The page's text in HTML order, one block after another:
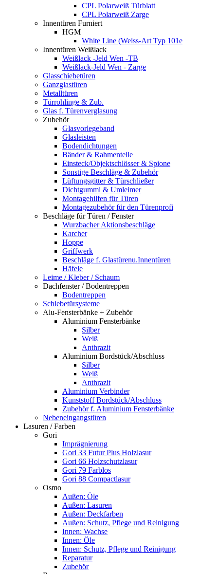
CPL Polarweiß Türblatt
CPL Polarweiß Zarge
Innentüren Furniert
HGM
White Line (Weiss-Art Typ 101e
Innentüren Weißlack
Weißlack -Jeld Wen -TB
Weißlack-Jeld Wen - Zarge
Glasschiebetüren
Ganzglastüren
Metalltüren
Türrohlinge & Zub.
Glas f. Türenverglasung
Zubehör
Glasvorlegeband
Glasleisten
Bodendichtungen
Bänder & Rahmenteile
Einsteck/Objektschlösser & Spione
Sonstige Beschläge & Zubehör
Lüftungsgitter & Türschließer
Dichtgummi & Umleimer
Montagehilfen für Türen
Montagezubehör für den Türenprofi
Beschläge für Türen / Fenster
Wurzbacher Aktionsbeschläge
Karcher
Hoppe
Griffwerk
Beschläge f. Glastürenu.Innentüren
Häfele
Leime / Kleber / Schaum
Dachfenster / Bodentreppen
Bodentreppen
Schiebetürsysteme
Alu-Fensterbänke + Zubehör
Aluminium Fensterbänke
Silber
Weiß
Anthrazit
Aluminium Bordstück/Abschluss
Silber
Weiß
Anthrazit
Aluminium Verbinder
Kunststoff Bordstück/Abschluss
Zubehör f. Aluminium Fensterbänke
Nebeneingangstüren
Lasuren / Farben
Gori
Imprägnierung
Gori 33 Futur Plus Holzlasur
Gori 66 Holzschutzlasur
Gori 79 Farblos
Gori 88 Compactlasur
Osmo
Außen: Öle
Außen: Lasuren
Außen: Deckfarben
Außen: Schutz, Pflege und Reinigung
Innen: Wachse
Innen: Öle
Innen: Schutz, Pflege und Reinigung
Reparatur
Zubehör